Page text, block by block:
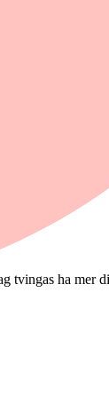
tvingas ha mer